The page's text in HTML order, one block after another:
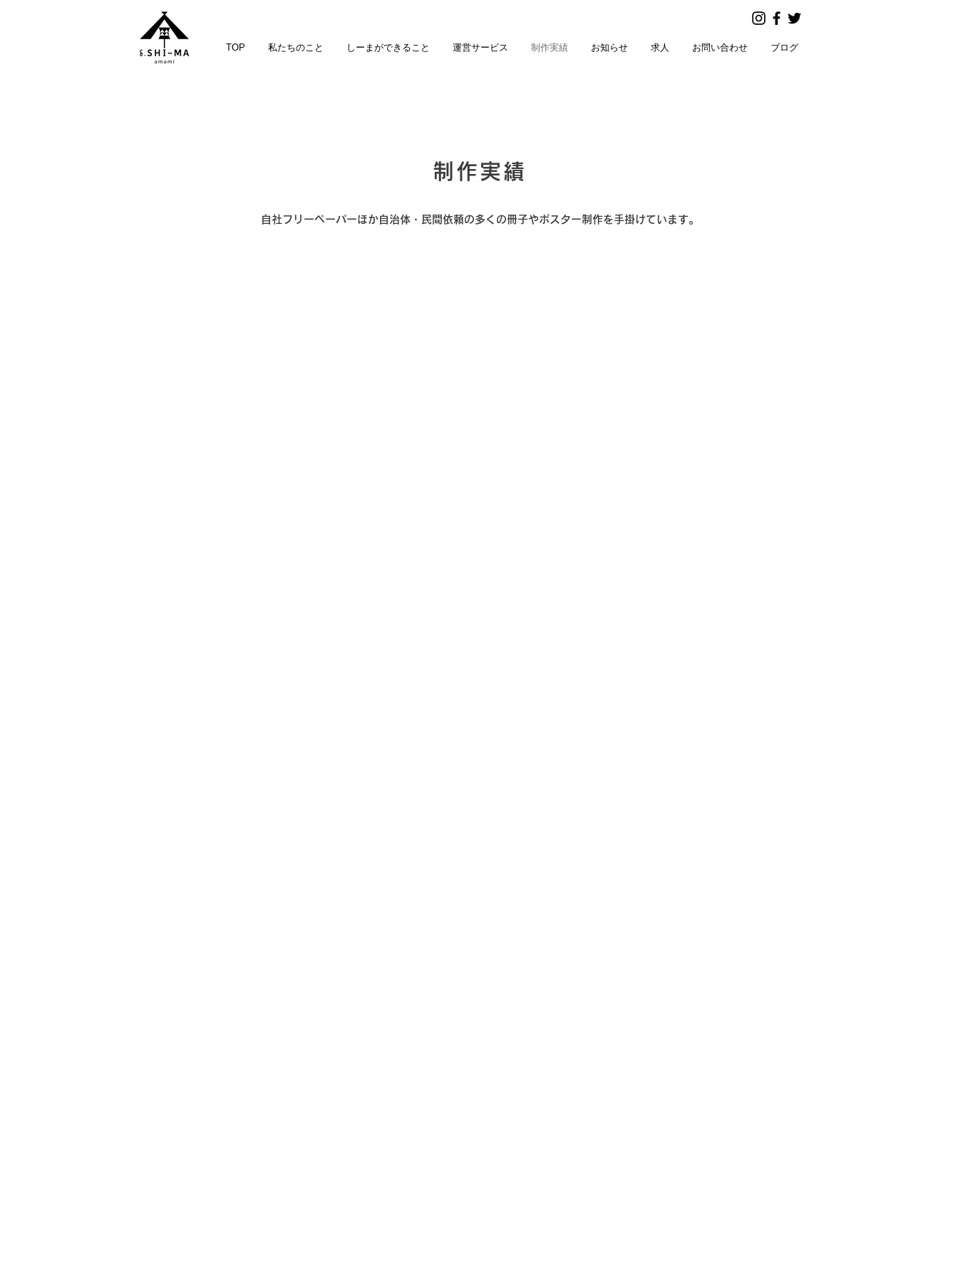
TOP 私たちのこと しーまができること 運営サービス 制作実績 お知らせ 求人 お問い合わせ ブログ
制作実績
自社フリーペーパーほか自治体・民間依頼の多くの冊子やポスター制作を手掛けています。